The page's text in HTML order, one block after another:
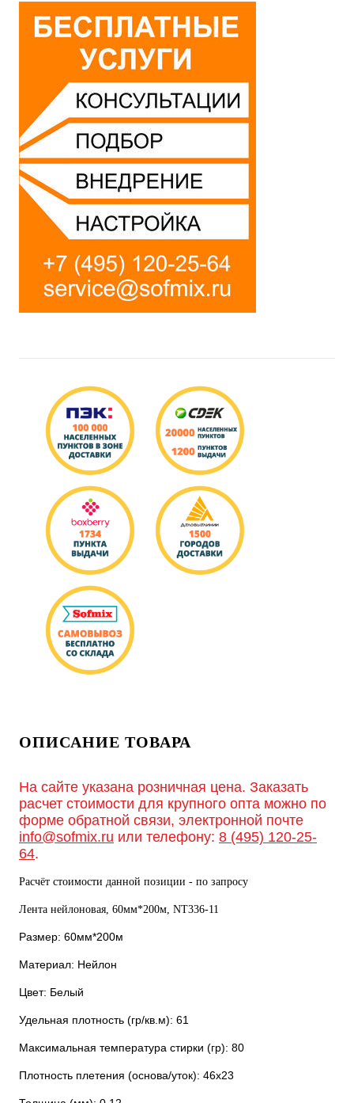
ОПИСАНИЕ ТОВАРА
На сайте указана розничная цена. Заказать
расчет стоимости для крупного опта можно по
форме обратной связи, электронной почте
info@sofmix.ru или телефону: 8 (495) 120-25-
64.
Расчёт стоимости данной позиции - по запросу
Лента нейлоновая, 60мм*200м, NT336-11
Размер: 60мм*200м
Материал: Нейлон
Цвет: Белый
Удельная плотность (гр/кв.м): 61
Максимальная температура стирки (гр): 80
Плотность плетения (основа/уток): 46х23